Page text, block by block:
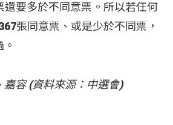
還要多於不同意票。所以若任何
張同意票、或是少於不同票，
嘉容 (資料來源：中選會)